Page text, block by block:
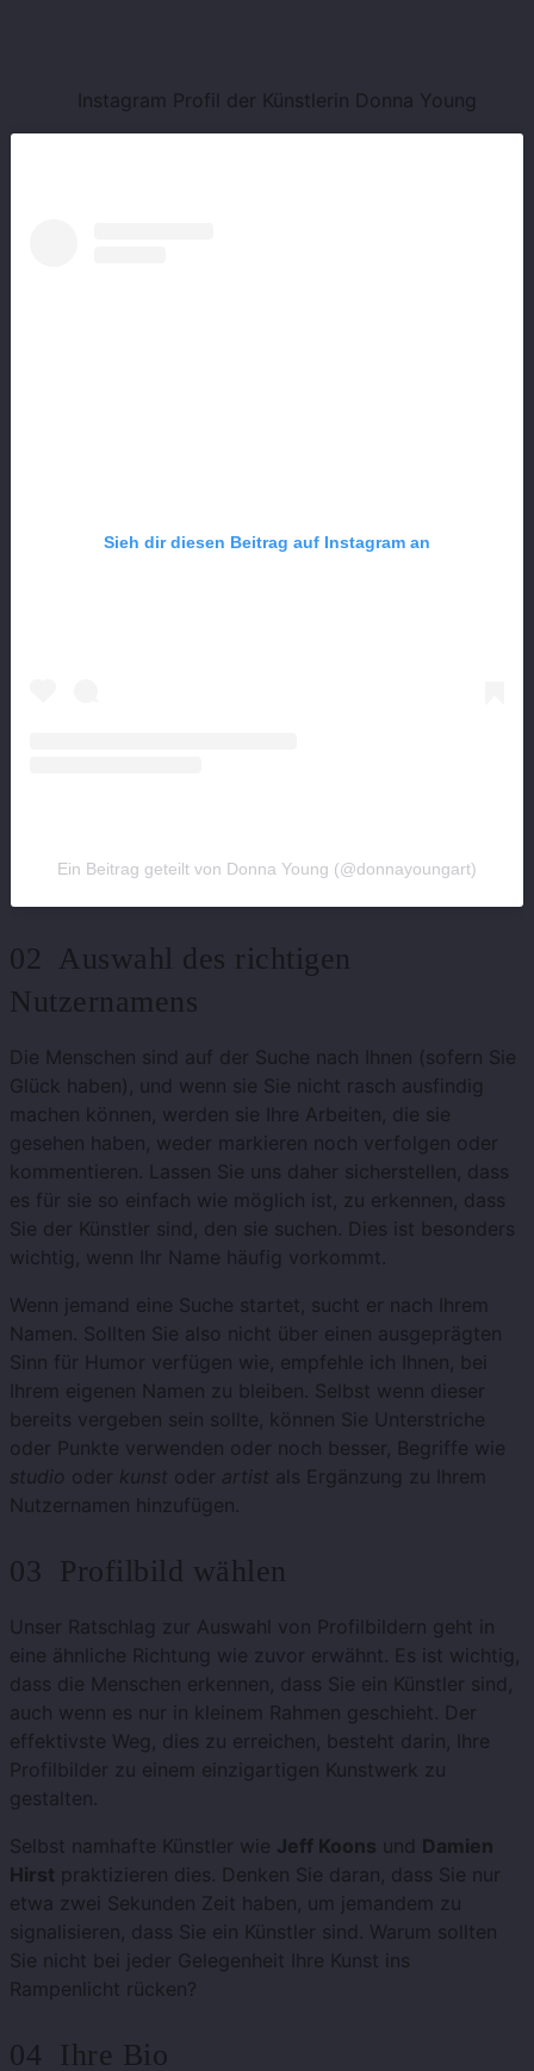
Instagram Profil der Künstlerin Donna Young
Sieh dir diesen Beitrag auf Instagram an
Ein Beitrag geteilt von Donna Young (@donnayoungart)
02 Auswahl des richtigen
Nutzernamens
Die Menschen sind auf der Suche nach Ihnen (sofern Sie
Glück haben), und wenn sie Sie nicht rasch ausfindig
machen können, werden sie Ihre Arbeiten, die sie
gesehen haben, weder markieren noch verfolgen oder
kommentieren. Lassen Sie uns daher sicherstellen, dass
es für sie so einfach wie möglich ist, zu erkennen, dass
Sie der Künstler sind, den sie suchen. Dies ist besonders
wichtig, wenn Ihr Name häufig vorkommt.
Wenn jemand eine Suche startet, sucht er nach Ihrem
Namen. Sollten Sie also nicht über einen ausgeprägten
Sinn für Humor verfügen wie, empfehle ich Ihnen, bei
Ihrem eigenen Namen zu bleiben. Selbst wenn dieser
bereits vergeben sein sollte, können Sie Unterstriche
oder Punkte verwenden oder noch besser, Begriffe wie
studio oder kunst oder artist als Ergänzung zu Ihrem
Nutzernamen hinzufügen.
03 Profilbild wählen
Unser Ratschlag zur Auswahl von Profilbildern geht in
eine ähnliche Richtung wie zuvor erwähnt. Es ist wichtig,
dass die Menschen erkennen, dass Sie ein Künstler sind,
auch wenn es nur in kleinem Rahmen geschieht. Der
effektivste Weg, dies zu erreichen, besteht darin, Ihre
Profilbilder zu einem einzigartigen Kunstwerk zu
gestalten.
Selbst namhafte Künstler wie Jeff Koons und Damien
Hirst praktizieren dies. Denken Sie daran, dass Sie nur
etwa zwei Sekunden Zeit haben, um jemandem zu
signalisieren, dass Sie ein Künstler sind. Warum sollten
Sie nicht bei jeder Gelegenheit Ihre Kunst ins
Rampenlicht rücken?
04 Ihre Bio